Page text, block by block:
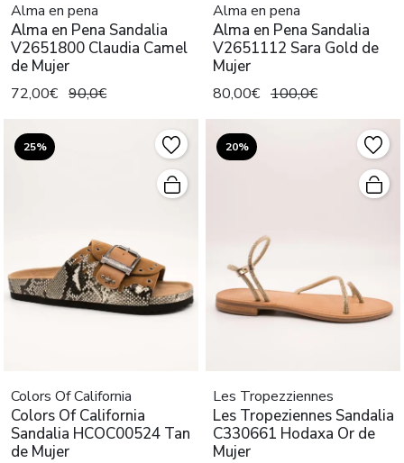
Alma en pena
Alma en Pena Sandalia
V2651800 Claudia Camel
de Mujer
72,00€ 90,0€
Alma en pena
Alma en Pena Sandalia
V2651112 Sara Gold de
Mujer
80,00€ 100,0€
25%
Colors Of California
Colors Of California
Sandalia HCOC00524 Tan
de Mujer
20%
Les Tropezziennes
Les Tropeziennes Sandalia
C330661 Hodaxa Or de
Mujer